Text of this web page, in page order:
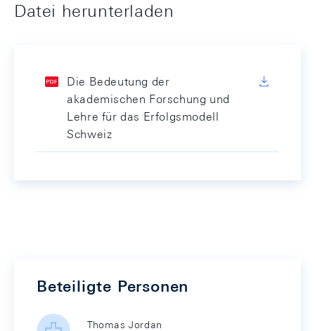
Datei herunterladen
Die Bedeutung der
akademischen Forschung und
Lehre für das Erfolgsmodell
Schweiz
Beteiligte Personen
Thomas Jordan